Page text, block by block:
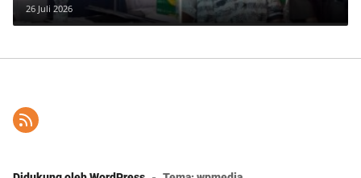
Pendidikan Mengemuka dalam Reses Medan Amplas
26 Juli 2026